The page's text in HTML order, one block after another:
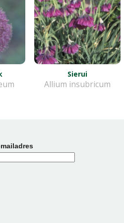
Sierui
Allium insubricum
mailadres